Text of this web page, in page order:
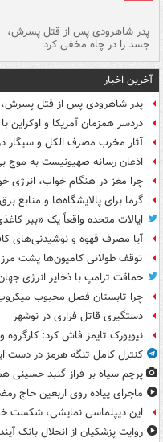
پدر شاهرودی پس از قتل پسرش،
جسد را در چاه مخفی کرد
آخرین اخبار
پدر شاهرودی پس از قتل
دردسر همزمان آمریکا و
آثار مخرب مصرف الکل و سیگار
اذعان رسانه صهیونیست به موج
چرا مغز در هنگام خواب، انرژی
گرما برای پالایشگاه‌ها و منابع
ایالات متحده واقعاً یک «ببر
آیا مصرف قهوه و نوشیدنی‌های
توقف طولانی کامیون‌ها پشت
حماقت ترامپ با ذخایر انرژی
چرا تابستان فصل محبوب
دستگیری قاتل فراری در نوشهر
نیویورک تایمز فاش کرد: کارگروه
کنترل کامل تنگه هرمز در دست
پرچم سیاه بر فراز گنبد حسینی
ماجرای پیاده روی اربعین حاج
این دیپلماسی نمایشی، شکست
روایت پزشکیان از انحلال بانک